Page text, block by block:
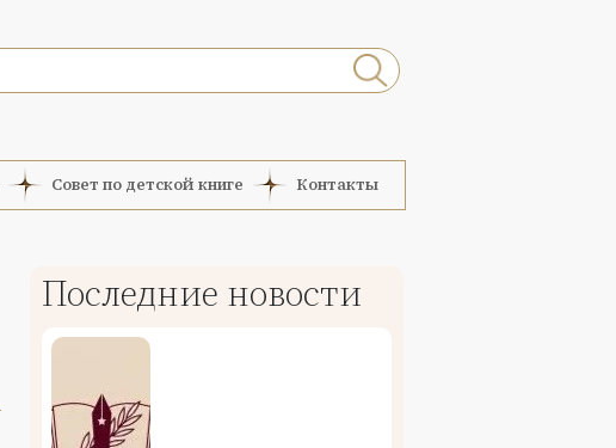
Совет по детской книге Контакты
Последние новости